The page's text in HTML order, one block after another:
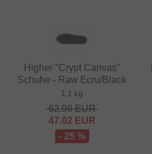
Higher "Crypt Canvas"
Schuhe - Raw Ecru/Black
1.1 kg
62.98EUR
47.02 EUR
- 25 %